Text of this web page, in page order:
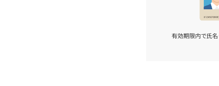
有効期限内で氏名